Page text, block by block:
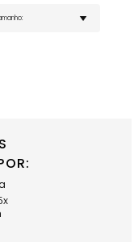
vibrante e
e
à peça
x